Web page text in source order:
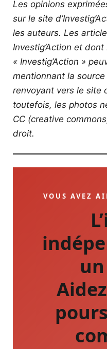
Les opinions
sur le site
les auteurs. Les
Investig’Action et
« Investig’Action »
mentionnant la
renvoyant vers le site
toutefois, les photos
CC (creative
droit.
VOUS AVEZ